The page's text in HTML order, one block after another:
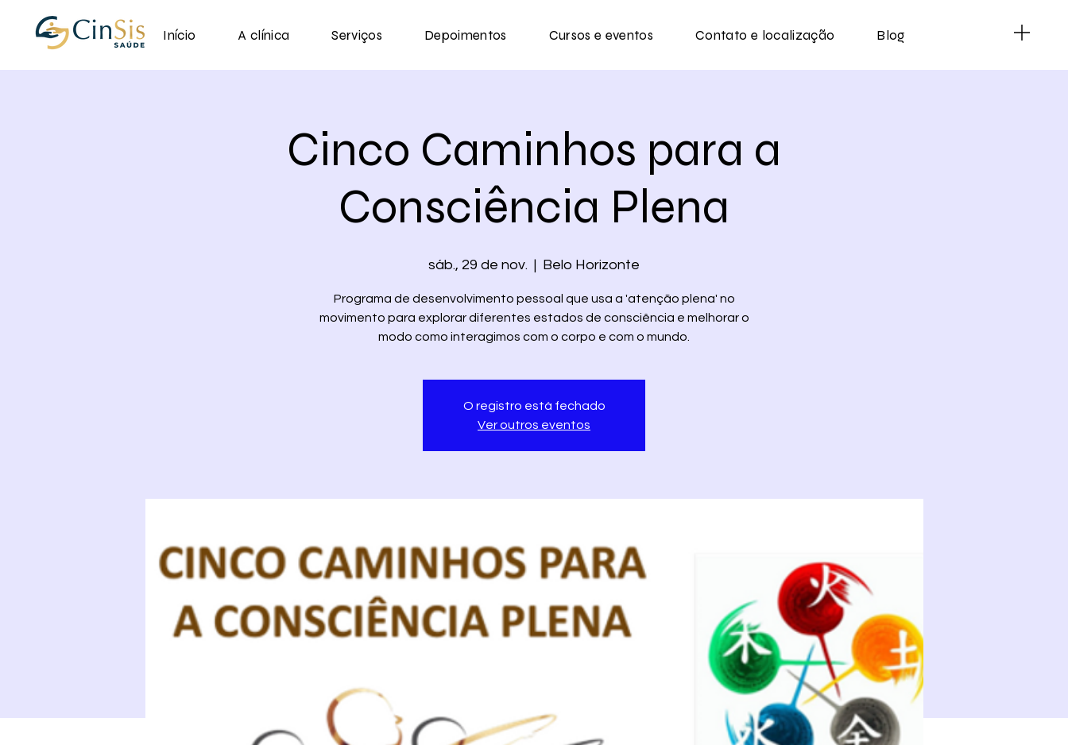
Início A clínica Serviços Depoimentos Cursos e eventos Contato e localização Blog
Cinco Caminhos para a
Consciência Plena
sáb., 29 de nov.
  |
Belo Horizonte
Programa de desenvolvimento pessoal que usa a 'atenção plena' no
movimento para explorar diferentes estados de consciência e melhorar o
modo como interagimos com o corpo e com o mundo.
O registro está fechado
Ver outros eventos